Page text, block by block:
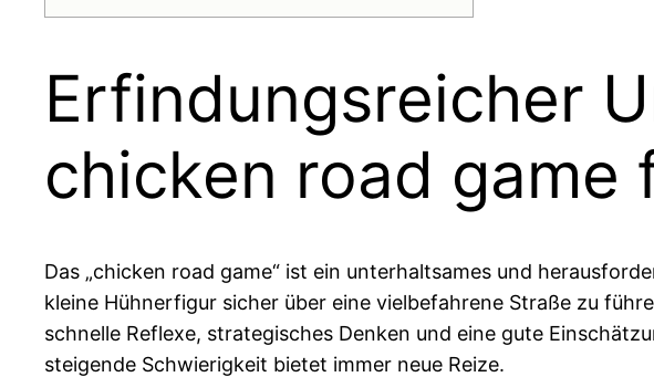
Erfindungsreicher
chicken road game
Das „chicken road game“ ist ein unterhaltsames und
kleine Hühnerfigur sicher über eine vielbefahrene Straße zu
schnelle Reflexe, strategisches Denken und eine gute
steigende Schwierigkeit bietet immer neue Reize.